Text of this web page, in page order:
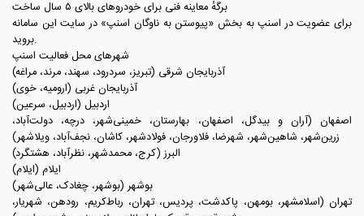
برگهٔ معاینه فنی برای خودروهای بالای ۵ سال ساخت
برای عضویت در اسنپ به بخش «پیوستن به ناوگان اسنپ» در سایت این سامانه
بروید.
شهرهای محل فعالیت اسنپ
آذربایجان شرقی (تبریز، سردرود، سهند، مرند، مراغه)
آذربایجان غربی (ارومیه، خوی)
اردبیل (اردبیل، سرعین)
اصفهان (آران و بیدگل، اصفهان، بهارستان، خمینی‌شهر، درچه، دولت‌آباد،
زرین‌شهر، شاهین‌شهر، شهرضا، فلاورجان، فولادشهر، کاشان، نجف‌آباد، ویلاشهر)
البرز (کرج، محمدشهر، نظرآباد، هشتگرد)
ایلام (ایلام)
بوشهر (بوشهر، چغادک، عالی‌شهر)
تهران (اسلامشهر، بومهن، پاکدشت، پردیس، تهران، رباط‌کریم، رودهن، شهریار،